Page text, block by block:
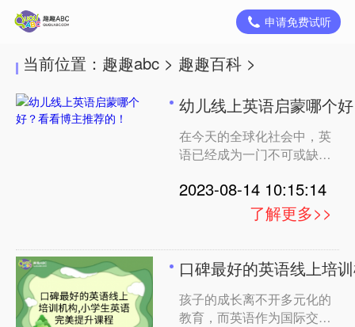
申请免费试听
当前位置： 趣趣abc> 趣趣百科>
幼儿线上英语启蒙哪个
在今天的全球化社会中，英
语已经成为一门不可或缺的
开始关注幼儿英语启蒙教
育，希望为孩子选择一家优
质的线上英语课程。作为一
优秀的英语教育机构接触，
今天我将为大家推荐几个备
受赞誉的幼儿线上英语启蒙
课程。这些课程在外教师
2023-08-14 10:15:14
了解更多>>
口碑最好的英语线上培
孩子的成长离不开多元化的
教育，而英语作为国际交流